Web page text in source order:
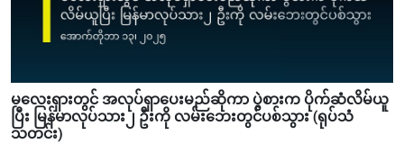
မလေးရှားတွင် အလုပ်ရှာပေးမည်ဆိုကာ ပွဲစားက ပိုက်ဆံလိမ်ယူ
ပြီး မြန်မာလုပ်သား၂ ဦးကို လမ်းဘေးတွင်ပစ်သွား (ရုပ်သံ
သတင်း)